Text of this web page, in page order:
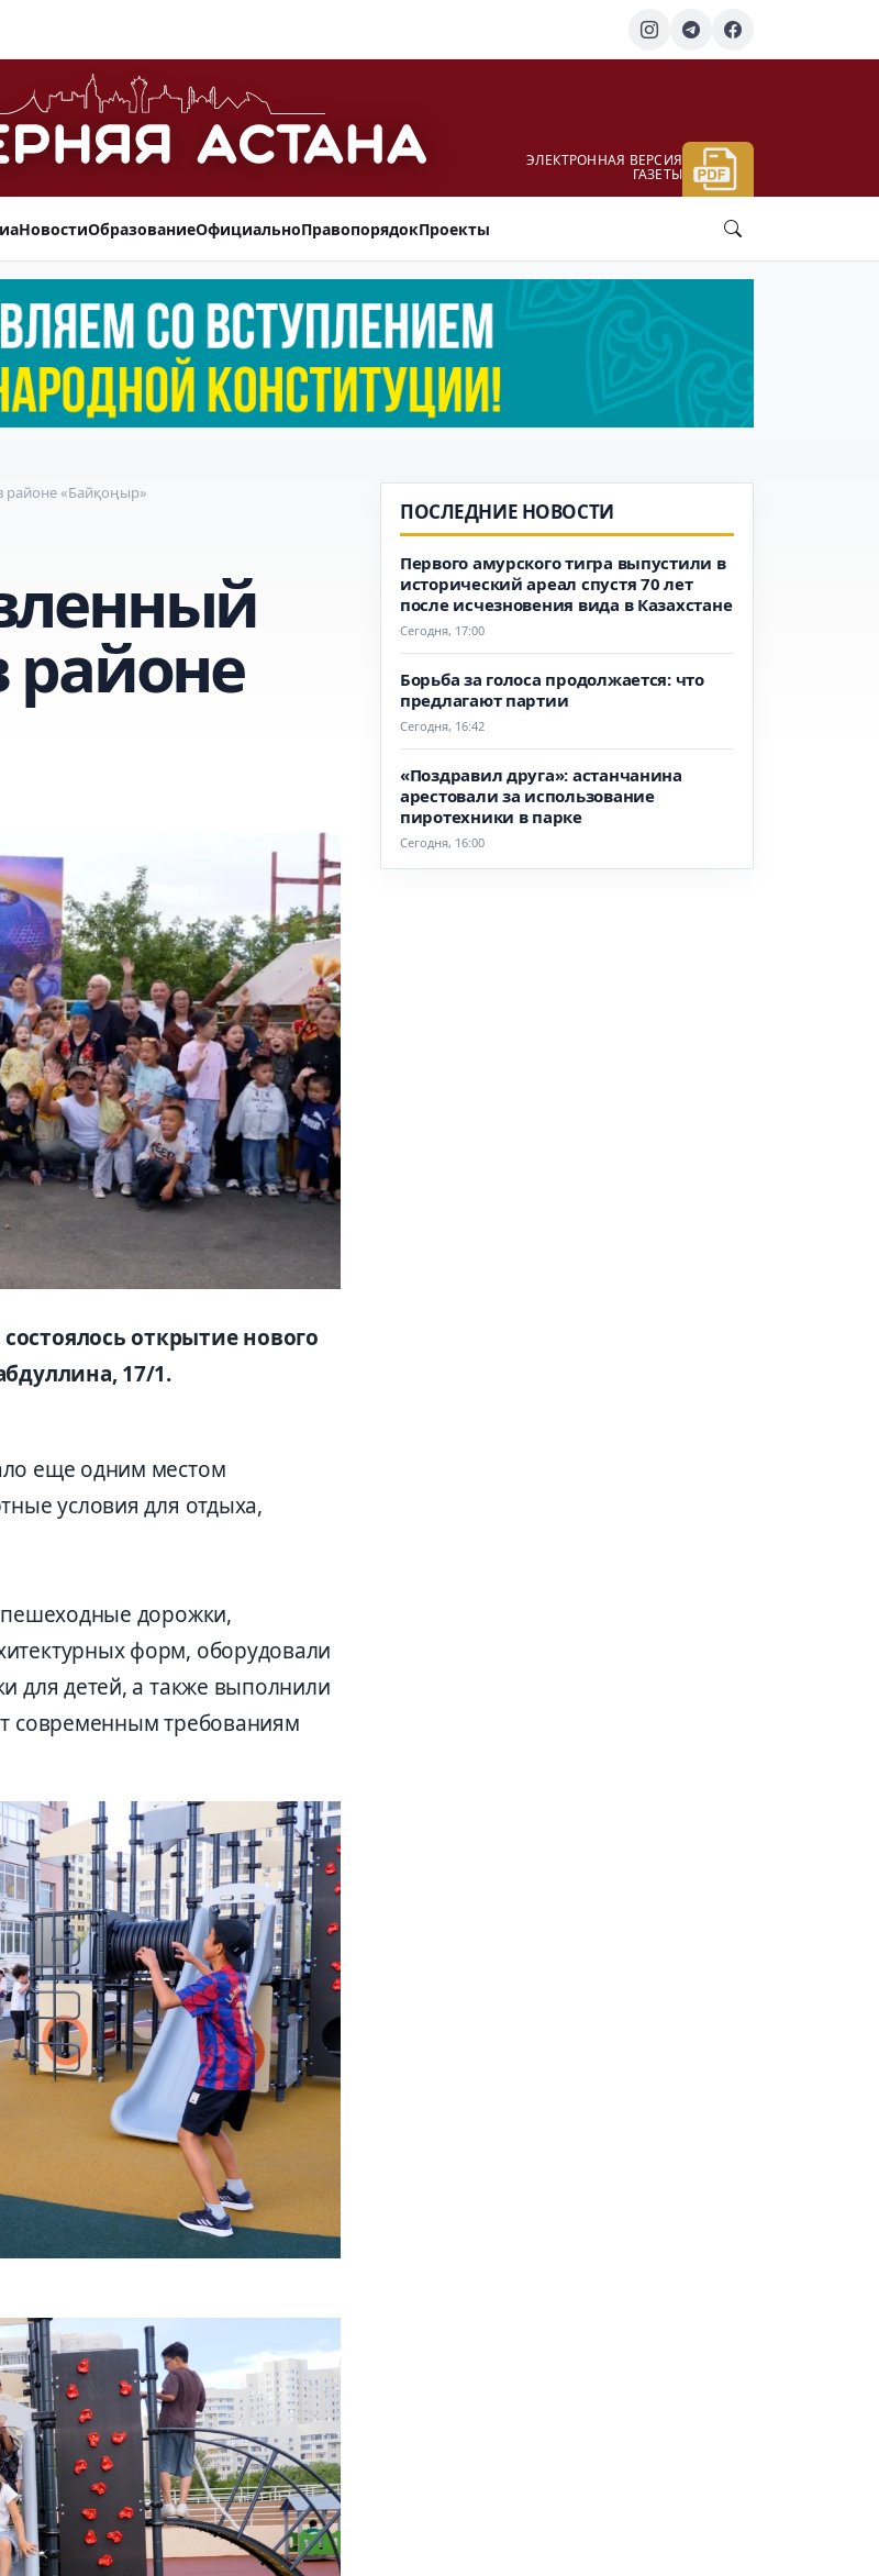
ЭЛЕКТРОННАЯ ВЕРСИЯ
ГАЗЕТЫ
НовостиОбразованиеОфициальноПравопорядокПроекты
«Байқоңыр»
районе
открытие нового
17/1.
еще одним местом
условия для отдыха,
пешеходные дорожки,
форм, оборудовали
для детей, а также выполнили
современным требованиям
ПОСЛЕДНИЕ НОВОСТИ
Первого амурского тигра выпустили в
исторический ареал спустя 70 лет
после исчезновения вида в Казахстане
Сегодня, 17:00
Борьба за голоса продолжается: что
предлагают партии
Сегодня, 16:42
«Поздравил друга»: астанчанина
арестовали за использование
пиротехники в парке
Сегодня, 16:00